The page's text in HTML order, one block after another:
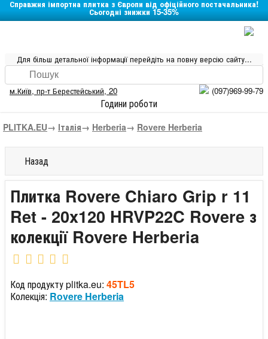
Справжня імпортна плитка з Європи від офіційного постачальника!
Сьогодні знижки 15-35%
Для більш детальної інформації перейдіть на повну версію сайту...
м.Київ, пр-т Берестейський, 20 (097)969-99-79
Години роботи
PLITKA.EU→ Італія→ Herberia→ Rovere Herberia
Назад
Плитка Rovere Chiaro Grip r 11
Ret - 20x120 HRVP22C Rovere з
колекції Rovere Herberia
Код продукту plitka.eu: 45TL5
Колекція: Rovere Herberia